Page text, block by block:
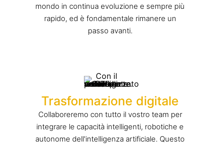
mondo in continua evoluzione e sempre più
rapido, ed è fondamentale rimanere un
passo avanti.
Trasformazione digitale
Collaboreremo con tutto il vostro team per
integrare le capacità intelligenti, robotiche e
autonome dell'intelligenza artificiale. Questo